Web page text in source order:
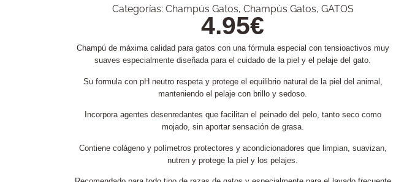
Categorías: Champús Gatos, Champús Gatos, GATOS
4.95€
Champú de máxima calidad para gatos con una fórmula especial con tensioactivos muy
suaves especialmente diseñada para el cuidado de la piel y el pelaje del gato.
Su formula con pH neutro respeta y protege el equilibrio natural de la piel del animal,
manteniendo el pelaje con brillo y sedoso.
Incorpora agentes desenredantes que facilitan el peinado del pelo, tanto seco como
mojado, sin aportar sensación de grasa.
Contiene colágeno y polímetros protectores y acondicionadores que limpian, suavizan,
nutren y protege la piel y los pelajes.